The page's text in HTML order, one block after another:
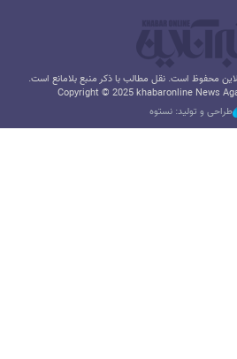
محفوظ است. نقل مطالب با ذکر منبع بلامانع است.
Copyright © 2025 khabaronline News
طراحی و تولید: نستوه